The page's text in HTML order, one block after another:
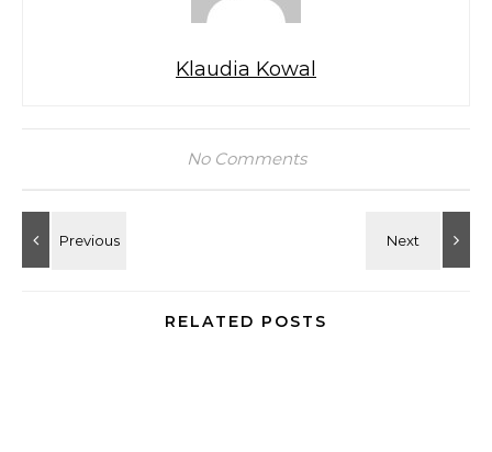
Klaudia Kowal
No Comments
RELATED POSTS